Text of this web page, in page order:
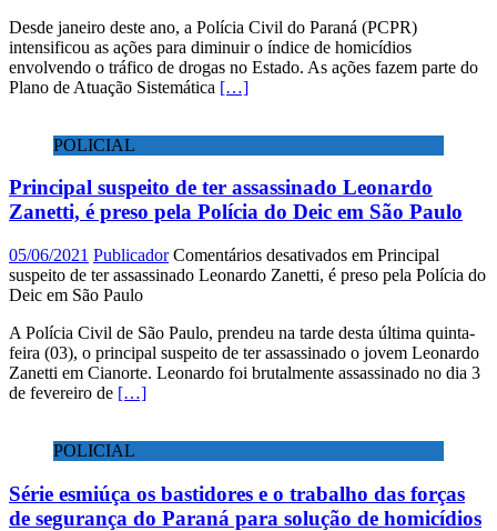
Desde janeiro deste ano, a Polícia Civil do Paraná (PCPR)
intensificou as ações para diminuir o índice de homicídios
envolvendo o tráfico de drogas no Estado. As ações fazem parte do
Plano de Atuação Sistemática […]
POLICIAL
Principal suspeito de ter assassinado Leonardo
Zanetti, é preso pela Polícia do Deic em São Paulo
05/06/2021 Publicador Comentários desativados em Principal
suspeito de ter assassinado Leonardo Zanetti, é preso pela Polícia do
Deic em São Paulo
A Polícia Civil de São Paulo, prendeu na tarde desta última quinta-
feira (03), o principal suspeito de ter assassinado o jovem Leonardo
Zanetti em Cianorte. Leonardo foi brutalmente assassinado no dia 3
de fevereiro de […]
POLICIAL
Série esmiúça os bastidores e o trabalho das forças
de segurança do Paraná para solução de homicídios